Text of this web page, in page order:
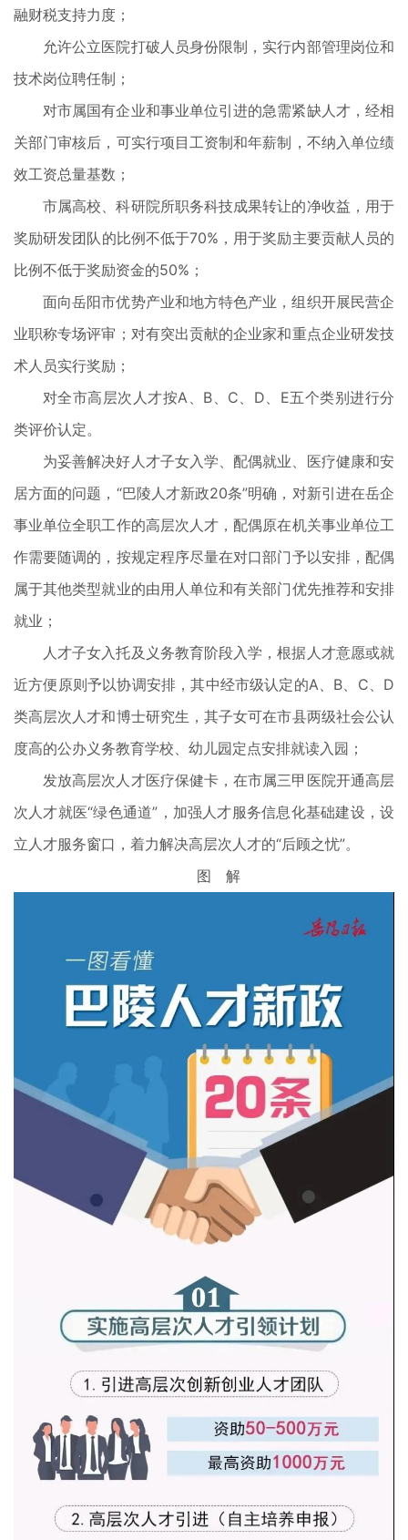
融财税支持力度；
允许公立医院打破人员身份限制，实行内部管理岗位和
技术岗位聘任制；
对市属国有企业和事业单位引进的急需紧缺人才，经相
关部门审核后，可实行项目工资制和年薪制，不纳入单位绩
效工资总量基数；
市属高校、科研院所职务科技成果转让的净收益，用于
奖励研发团队的比例不低于70%，用于奖励主要贡献人员的
比例不低于奖励资金的50%；
面向岳阳市优势产业和地方特色产业，组织开展民营企
业职称专场评审；对有突出贡献的企业家和重点企业研发技
术人员实行奖励；
对全市高层次人才按A、B、C、D、E五个类别进行分
类评价认定。
为妥善解决好人才子女入学、配偶就业、医疗健康和安
居方面的问题，“巴陵人才新政20条”明确，对新引进在岳企
事业单位全职工作的高层次人才，配偶原在机关事业单位工
作需要随调的，按规定程序尽量在对口部门予以安排，配偶
属于其他类型就业的由用人单位和有关部门优先推荐和安排
就业；
人才子女入托及义务教育阶段入学，根据人才意愿或就
近方便原则予以协调安排，其中经市级认定的A、B、C、D
类高层次人才和博士研究生，其子女可在市县两级社会公认
度高的公办义务教育学校、幼儿园定点安排就读入园；
发放高层次人才医疗保健卡，在市属三甲医院开通高层
次人才就医“绿色通道”，加强人才服务信息化基础建设，设
立人才服务窗口，着力解决高层次人才的“后顾之忧”。
图 解